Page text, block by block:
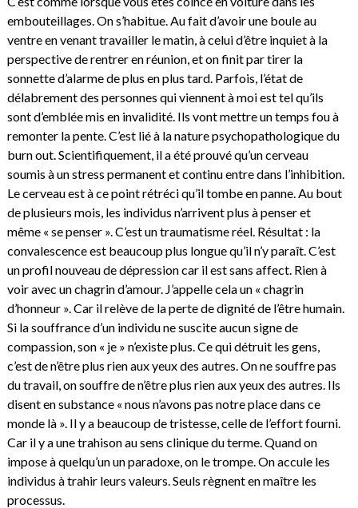
embouteillages. On s’habitue. Au fait d’avoir une boule au
ventre en venant travailler le matin, à celui d’être inquiet à la
perspective de rentrer en réunion, et on finit par tirer la
sonnette d’alarme de plus en plus tard. Parfois, l’état de
délabrement des personnes qui viennent à moi est tel qu’ils
sont d’emblée mis en invalidité. Ils vont mettre un temps fou à
remonter la pente. C’est lié à la nature psychopathologique du
burn out. Scientifiquement, il a été prouvé qu’un cerveau
soumis à un stress permanent et continu entre dans l’inhibition.
Le cerveau est à ce point rétréci qu’il tombe en panne. Au bout
de plusieurs mois, les individus n’arrivent plus à penser et
même « se penser ». C’est un traumatisme réel. Résultat : la
convalescence est beaucoup plus longue qu’il n’y paraît. C’est
un profil nouveau de dépression car il est sans affect. Rien à
voir avec un chagrin d’amour. J’appelle cela un « chagrin
d’honneur ». Car il relève de la perte de dignité de l’être humain.
Si la souffrance d’un individu ne suscite aucun signe de
compassion, son « je » n’existe plus. Ce qui détruit les gens,
c’est de n’être plus rien aux yeux des autres. On ne souffre pas
du travail, on souffre de n’être plus rien aux yeux des autres. Ils
disent en substance « nous n’avons pas notre place dans ce
monde là ». Il y a beaucoup de tristesse, celle de l’effort fourni.
Car il y a une trahison au sens clinique du terme. Quand on
impose à quelqu’un un paradoxe, on le trompe. On accule les
individus à trahir leurs valeurs. Seuls règnent en maître les
processus.